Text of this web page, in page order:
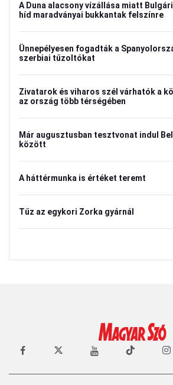
A Duna alacsony vízállása miatt
híd maradványai bukkantak felszínre
Ünnepélyesen fogadták a
szerbiai tűzoltókat
Zivatarok és viharos szél várhatók a
az ország több térségében
Már augusztusban tesztvonat indul
között
A háttérmunka is értéket teremt
Tűz az egykori Zorka gyárnál